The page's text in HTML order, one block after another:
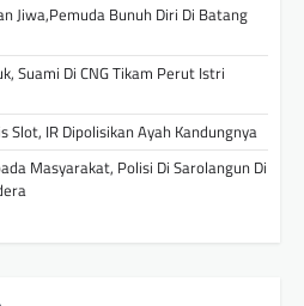
Jiwa,Pemuda Bunuh Diri Di Batang
Suami Di CNG Tikam Perut Istri
Slot, IR Dipolisikan Ayah Kandungnya
Masyarakat, Polisi Di Sarolangun Di